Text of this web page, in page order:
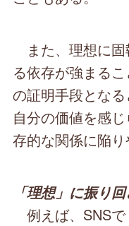
また、理想に固
る依存が強まる
の証明手段とな
自分の価値を感
存的な関係に陥り
「理想」に振り
例えば、SNSで